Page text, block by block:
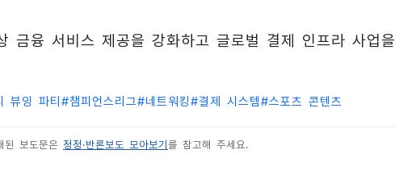
금융 서비스 제공을 강화하고 글로벌 결제 인프라 사업을
뷰잉 파티 #챔피언스리그#네트워킹#결제 시스템#스포츠 콘텐츠
된 보도문은 정정·반론보도 모아보기 를 참고해 주세요.